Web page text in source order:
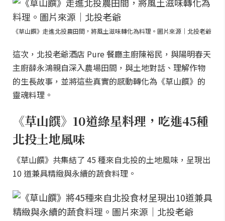
《草山饌》走進北投農田間，將風土滋味轉化為料理。圖片來源｜北投老爺
這次，北投老爺酒店 Pure 餐廳主廚陳裕民，與陽明春天
主廚薛永鴻親自深入農場田間，與土地對話、理解作物
的生長故事，並將這些真實的感動轉化為《草山饌》的
靈魂料理。
《草山饌》10道綠星料理，吃進45種
北投土地風味
《草山饌》共集結了 45 種來自北投的土地風味，呈現出
10 道兼具精緻與永續的蔬食料理。